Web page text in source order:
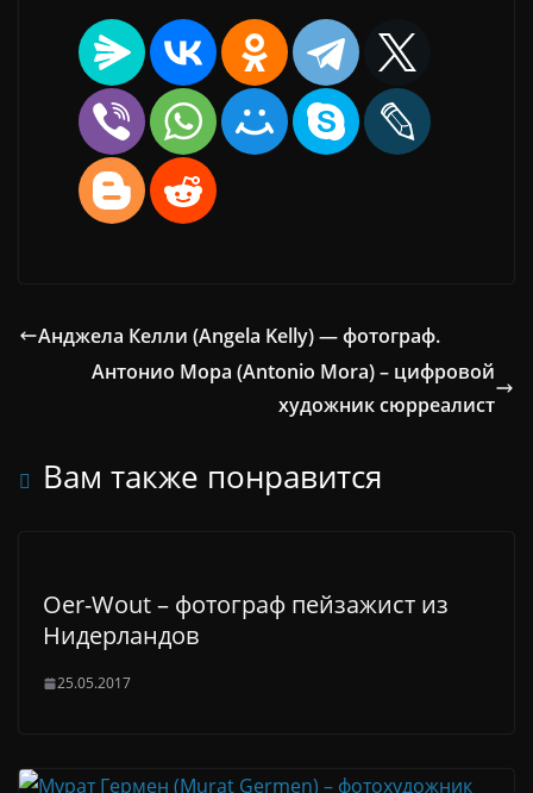
Анджела Келли (Angela Kelly) — фотограф.
Антонио Мора (Antonio Mora) – цифровой
художник сюрреалист
Вам также понравится
Oer-Wout – фотограф пейзажист из
Нидерландов
25.05.2017